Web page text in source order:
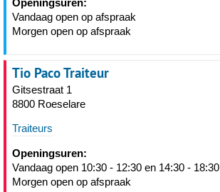
Openingsuren:
Vandaag open op afspraak
Morgen open op afspraak
Tio Paco Traiteur
Gitsestraat 1
8800 Roeselare
Traiteurs
Openingsuren:
Vandaag open 10:30 - 12:30 en 14:30 - 18:30
Morgen open op afspraak